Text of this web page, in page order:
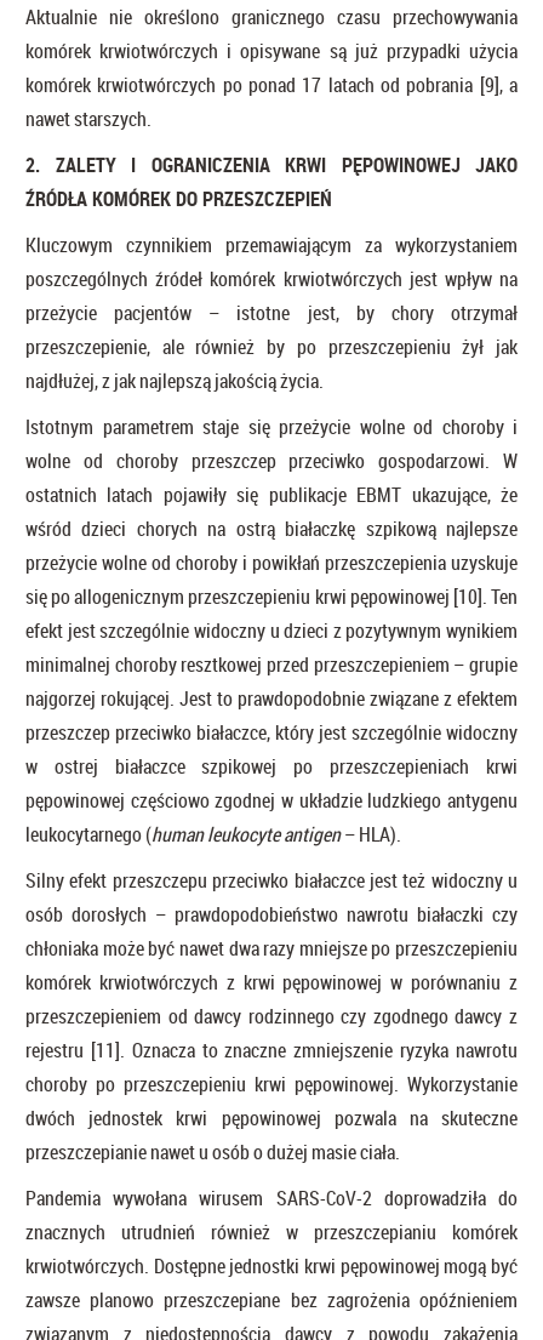
Aktualnie nie określono granicznego czasu przechowywania
komórek krwiotwórczych i opisywane są już przypadki użycia
komórek krwiotwórczych po ponad 17 latach od pobrania [9], a
nawet starszych.
2. ZALETY I OGRANICZENIA KRWI PĘPOWINOWEJ JAKO
ŹRÓDŁA KOMÓREK DO PRZESZCZEPIEŃ
Kluczowym czynnikiem przemawiającym za wykorzystaniem
poszczególnych źródeł komórek krwiotwórczych jest wpływ na
przeżycie pacjentów – istotne jest, by chory otrzymał
przeszczepienie, ale również by po przeszczepieniu żył jak
najdłużej, z jak najlepszą jakością życia.
Istotnym parametrem staje się przeżycie wolne od choroby i
wolne od choroby przeszczep przeciwko gospodarzowi. W
ostatnich latach pojawiły się publikacje EBMT ukazujące, że
wśród dzieci chorych na ostrą białaczkę szpikową najlepsze
przeżycie wolne od choroby i powikłań przeszczepienia uzyskuje
się po allogenicznym przeszczepieniu krwi pępowinowej [10]. Ten
efekt jest szczególnie widoczny u dzieci z pozytywnym wynikiem
minimalnej choroby resztkowej przed przeszczepieniem – grupie
najgorzej rokującej. Jest to prawdopodobnie związane z efektem
przeszczep przeciwko białaczce, który jest szczególnie widoczny
w ostrej białaczce szpikowej po przeszczepieniach krwi
pępowinowej częściowo zgodnej w układzie ludzkiego antygenu
leukocytarnego (human leukocyte antigen– HLA).
Silny efekt przeszczepu przeciwko białaczce jest też widoczny u
osób dorosłych – prawdopodobieństwo nawrotu białaczki czy
chłoniaka może być nawet dwa razy mniejsze po przeszczepieniu
komórek krwiotwórczych z krwi pępowinowej w porównaniu z
przeszczepieniem od dawcy rodzinnego czy zgodnego dawcy z
rejestru [11]. Oznacza to znaczne zmniejszenie ryzyka nawrotu
choroby po przeszczepieniu krwi pępowinowej. Wykorzystanie
dwóch jednostek krwi pępowinowej pozwala na skuteczne
przeszczepianie nawet u osób o dużej masie ciała.
Pandemia wywołana wirusem SARS-CoV-2 doprowadziła do
znacznych utrudnień również w przeszczepianiu komórek
krwiotwórczych. Dostępne jednostki krwi pępowinowej mogą być
zawsze planowo przeszczepiane bez zagrożenia opóźnieniem
związanym z niedostępnością dawcy z powodu zakażenia